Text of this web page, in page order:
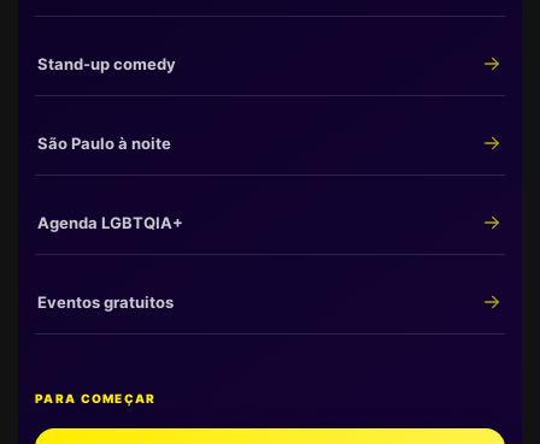
Stand-up comedy
São Paulo à noite
Agenda LGBTQIA+
Eventos gratuitos
PARA COMEÇAR